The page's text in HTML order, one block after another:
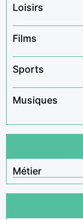
Loisirs
Films
Sports
Musiques
Métier